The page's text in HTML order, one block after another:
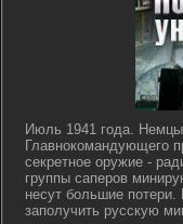
Июль 1941 года.
Главнокомандующего
секретное оружие -
группы саперов
несут большие
заполучить русскую